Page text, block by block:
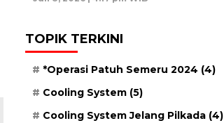
TOPIK TERKINI
*Operasi Patuh Semeru 2024 (4)
Cooling System (5)
Cooling System Jelang Pilkada (4)